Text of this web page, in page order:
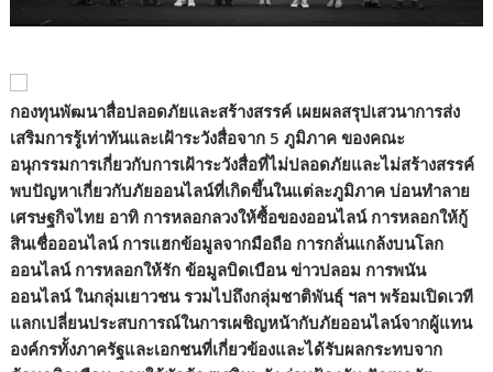
กองทุนพัฒนาสื่อปลอดภัยและสร้างสรรค์ เผยผลสรุปเสวนาการส่ง
เสริมการรู้เท่าทันและเฝ้าระวังสื่อจาก 5 ภูมิภาคของคณะ
อนุกรรมการเกี่ยวกับการเฝ้าระวังสื่อที่ไม่ปลอดภัยและไม่สร้างสรรค์
พบปัญหาเกี่ยวกับภัยออนไลน์ที่เกิดขึ้นในแต่ละภูมิภาค บ่อนทำลาย
เศรษฐกิจไทย อาทิ การหลอกลวงให้ซื้อของออนไลน์ การหลอกให้กู้
สินเชื่อออนไลน์ การแฮกข้อมูลจากมือถือ การกลั่นแกล้งบนโลก
ออนไลน์ การหลอกให้รัก ข้อมูลบิดเบือน ข่าวปลอม การพนัน
ออนไลน์ ในกลุ่มเยาวชน รวมไปถึงกลุ่มชาติพันธุ์ ฯลฯ พร้อมเปิดเวที
แลกเปลี่ยนประสบการณ์ในการเผชิญหน้ากับภัยออนไลน์จากผู้แทน
องค์กรทั้งภาครัฐและเอกชนที่เกี่ยวข้องและได้รับผลกระทบจาก